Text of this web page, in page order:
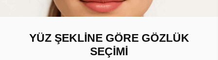
YÜZ ŞEKLİNE GÖRE GÖZLÜK
SEÇİMİ